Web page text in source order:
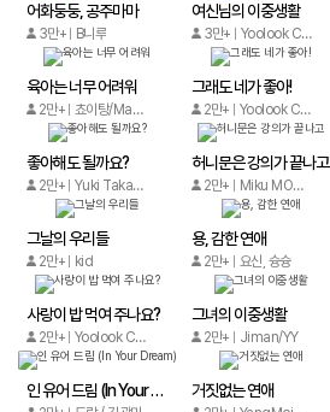
어화둥둥, 공주마마
3만+ B니루
여신님의 이중생활
3만+ Yoolook Culture Media
육아는 너무 어려워
2만+ 쵸이탕/Manshen Comics
그래도 네가 좋아!
2만+ Yoolook Culture Media
좋아해도 될까요?
2만+ Yuki Takahashi/Usagi
허니문은 강의가 끝나고
2만+ Miku MOMONO
그날의 우리들
2만+ kid
용, 감한 연애
2만+ 요신, 슝슝
사랑이 밥 먹여 주나요?
2만+ Yoolook Culture Media
그녀의 이중생활
2만+ Jiman/YY
인 유어 드림 (In Your Dream) 거짓없는 연애